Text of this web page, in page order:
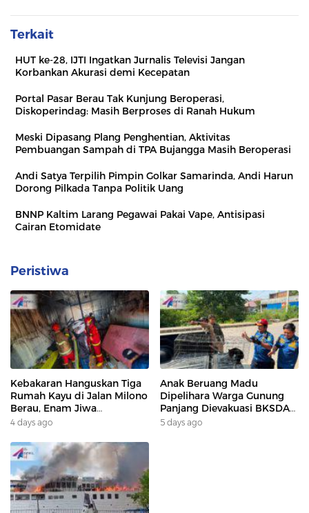
Terkait
HUT ke-28, IJTI Ingatkan Jurnalis Televisi Jangan
Korbankan Akurasi demi Kecepatan
Portal Pasar Berau Tak Kunjung Beroperasi,
Diskoperindag: Masih Berproses di Ranah Hukum
Meski Dipasang Plang Penghentian, Aktivitas
Pembuangan Sampah di TPA Bujangga Masih Beroperasi
Andi Satya Terpilih Pimpin Golkar Samarinda, Andi Harun
Dorong Pilkada Tanpa Politik Uang
BNNP Kaltim Larang Pegawai Pakai Vape, Antisipasi
Cairan Etomidate
Peristiwa
Kebakaran Hanguskan Tiga
Rumah Kayu di Jalan Milono
Berau, Enam Jiwa
Terdampak
4 days ago
Anak Beruang Madu
Dipelihara Warga Gunung
Panjang Dievakuasi BKSDA
Dan DAMKAR
5 days ago